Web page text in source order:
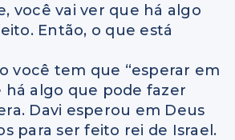
você vai ver que há algo
Então, o que está
você tem que “esperar em
há algo que pode fazer
Davi esperou em Deus
para ser feito rei de Israel.